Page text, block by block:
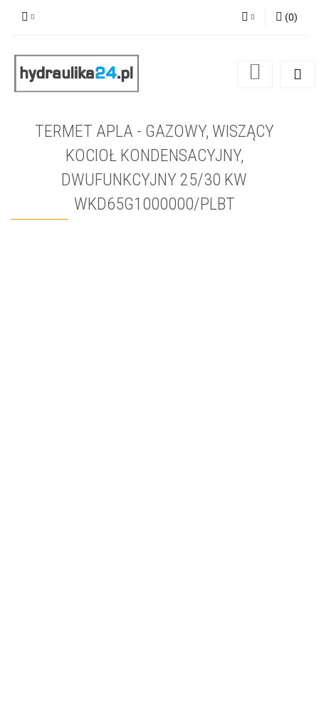
Zarejestruj się
(0)
TERMET APLA - GAZOWY, WISZĄCY
KOCIOŁ KONDENSACYJNY,
DWUFUNKCYJNY 25/30 KW
WKD65G1000000/PLBT